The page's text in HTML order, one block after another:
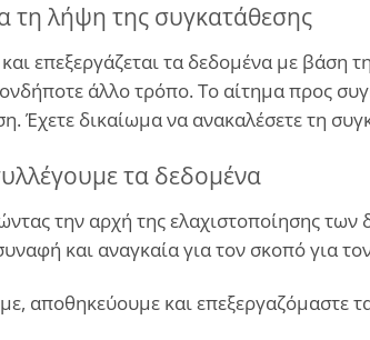
τη λήψη της συγκατάθεσης
και επεξεργάζεται τα δεδομένα με
άλλο τρόπο. Το αίτημα προς
Έχετε δικαίωμα να ανακαλέσετε τη
τα δεδομένα
την αρχή της ελαχιστοποίησης
και αναγκαία για τον σκοπό για
αποθηκεύουμε και